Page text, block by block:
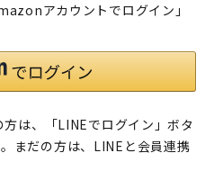
アカウントでログイン」
は、「LINEでログイン」ボタ
まだの方は、 LINEと会員連携